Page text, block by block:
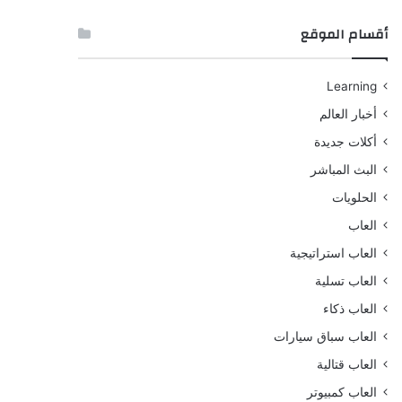
أقسام الموقع
Learning
أخبار العالم
أكلات جديدة
البث المباشر
الحلويات
العاب
العاب استراتيجية
العاب تسلية
العاب ذكاء
العاب سباق سيارات
العاب قتالية
العاب كمبيوتر